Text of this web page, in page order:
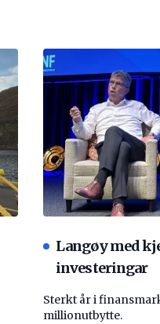
Langøy med
investeringar
Sterkt år i
millionutbytte.